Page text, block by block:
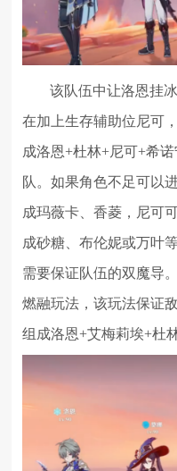
该队伍中让洛恩挂
在加上生存辅助位尼可
成洛恩+杜林+尼可+希
队。如果角色不足可以
成玛薇卡、香菱，尼可
成砂糖、布伦妮或万叶
需要保证队伍的双魔导
燃融玩法，该玩法保证
组成洛恩+艾梅莉埃+杜